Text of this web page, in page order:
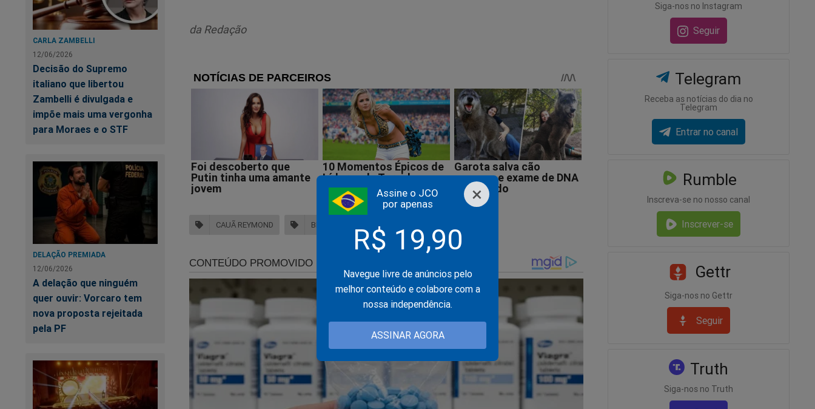
×
Assine o JCO
por apenas
R$ 19,90
Navegue livre de anúncios pelo
melhor conteúdo e colabore com a
nossa independência.
ASSINAR AGORA
CARLA ZAMBELLI
12/06/2026
Decisão do Supremo
italiano que libertou
Zambelli é divulgada e
impõe mais uma vergonha
para Moraes e o STF
DELAÇÃO PREMIADA
12/06/2026
A delação que ninguém
quer ouvir: Vorcaro tem
nova proposta rejeitada
pela PF
movimento nos bastidores para que os dois sejam substituídos por dublês sempre que
possível, como forma de evitar novos atritos e manter o andamento das gravações.
atuação.
Bella Campos teria dito que o ator é “debochado”, “mau colega”, “displicente”, “agressivo” e
AO VIVO: Bolsonaro concede entrevista direto do Hospital (veja o
Morre conhecido jornalista, considerado ícone da imprensa
brasileira
da Redação
CAUÃ REYMOND BELLA CAMPOS
Siga-nos no Instagram
Seguir
Telegram
Receba as notícias do dia no
Telegram
Entrar no canal
Rumble
Inscreva-se no nosso canal
Inscrever-se
Gettr
Siga-nos no Gettr
Seguir
Truth
Siga-nos no Truth